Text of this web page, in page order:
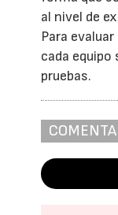
al nivel de
Para
cada
pruebas.